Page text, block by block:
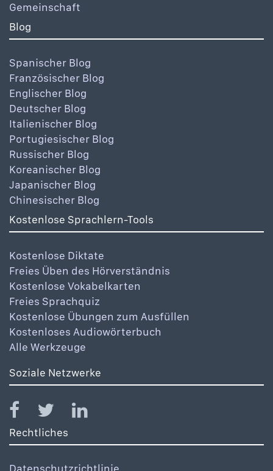
Gemeinschaft
Blog
Spanischer Blog
Französischer Blog
Englischer Blog
Deutscher Blog
Italienischer Blog
Portugiesischer Blog
Russischer Blog
Koreanischer Blog
Japanischer Blog
Chinesischer Blog
Kostenlose Sprachlern-Tools
Kostenlose Diktate
Freies Üben des Hörverständnis
Kostenlose Vokabelkarten
Freies Sprachquiz
Kostenlose Übungen zum Ausfüllen
Kostenloses Audiowörterbuch
Alle Werkzeuge
Soziale Netzwerke
Rechtliches
Datenschutzrichtlinie